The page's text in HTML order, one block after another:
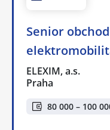
Senior
ELEXIM, a.s.
Praha
80 000 – 100